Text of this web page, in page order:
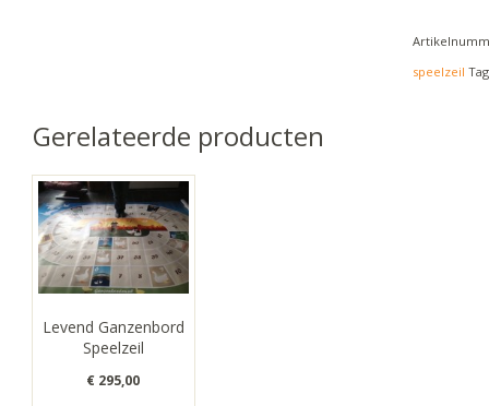
Groot
aantal
speelzeil
Gerelateerde producten
Levend Ganzenbord
Speelzeil
€ 295,00